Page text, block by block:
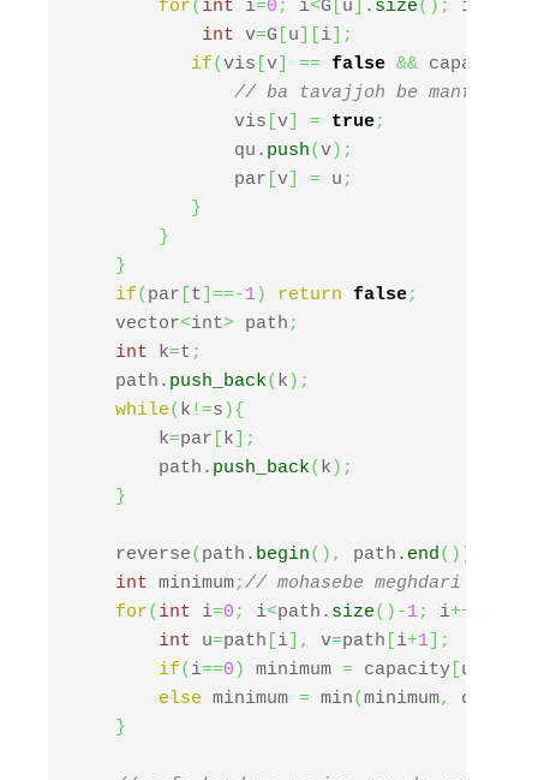
for( int i=0 ; i<G u . size( ) ; i
int v=G u i
;
if(vis v == false && capacity
// ba tavajjoh be manfi
               vis
v = true;
               qu.
push(v) ;
               par
v = u ;
}
}
}
if( par t ==-1) return false;
    vector
<int> path ;
int k=t ;
    path.
push_back( k ) ;
while( k !=s ){
        k
=par k
;
        path.
push_back( k ) ;
}
    reverse
( path. begin( ) , path. end( ) )
int minimum;// mohasebe meghdari ke
for( int i=0 ; i<path. size( ) -1; i++
int u=path i , v=path i+1
;
if( i==0 ) minimum = capacity u
else minimum = min(minimum,
}